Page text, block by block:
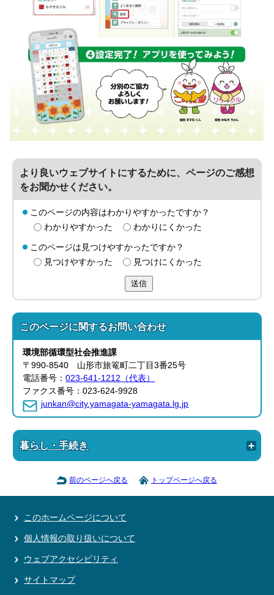
より良いウェブサイトにするために、ページのご感想
をお聞かせください。
このページの内容はわかりやすかったですか？
わかりやすかった
わかりにくかった
このページは見つけやすかったですか？
見つけやすかった
見つけにくかった
送信
このページに関するお問い合わせ
環境部循環型社会推進課
〒990-8540 山形市旅篭町二丁目3番25号
電話番号：023-641-1212（代表）
ファクス番号：023-624-9928
junkan@city.yamagata-yamagata.lg.jp
暮らし・手続き
前のページへ戻る トップページへ戻る
このホームページについて
個人情報の取り扱いについて
ウェブアクセシビリティ
サイトマップ